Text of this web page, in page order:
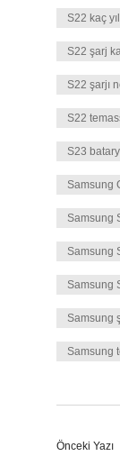
S22 kaç
S22 şarj
S22 şarjı
S22
S23
Samsung
Samsung
Samsung
Samsung
Samsung
Samsung
Önceki Yazı